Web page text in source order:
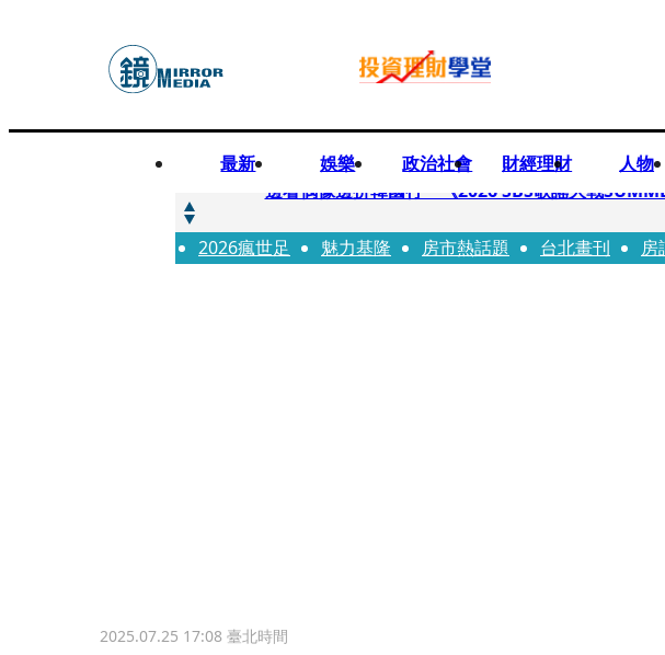
最新 娛樂 政治社會 財經理財 人物
快訊
邊看偶像邊拚韓國行 《2026 SBS歌謠大戰
快訊
代誌大條火急跳船？ 宏碁派任李文詳接掌兆基屋
2026瘋世足 魅力基隆 房市熱話題 台北畫刊 房
2025.07.25 17:08臺北時間